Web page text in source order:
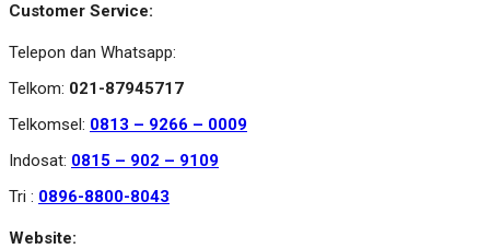
Customer Service:
Telepon dan Whatsapp:
Telkom: 021-87945717
Telkomsel: 0813 – 9266 – 0009
Indosat: 0815 – 902 – 9109
Tri : 0896-8800-8043
Website: